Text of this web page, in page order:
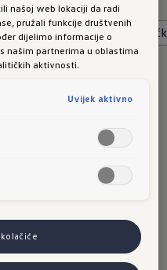
Dizajn (2)
našoj web lokaciji da radi
pružali funkcije društvenih
dijelimo informacije o
našim partnerima u oblastima
aktivnosti.
Uvijek aktivno